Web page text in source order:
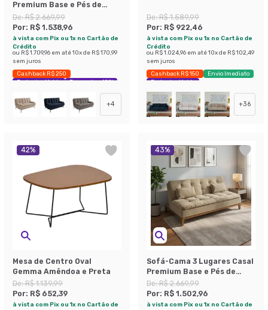
Premium Base e Pés de
Madeira Linho Bege
De:R$ 2.669,99
Por: R$ 1.538,96
à vista com Pix ou 1x no Cartão de
Crédito
ou R$ 1.709,96 em até10x de R$ 170,99
sem juros
Cashback R$ 250
Exclusivo Mobly
Economize 42%
+4
De:R$ 1.589,99
Por: R$ 922,46
à vista com Pix ou 1x no Cartão de
Crédito
ou R$ 1.024,96 em até10x de R$ 102,49
sem juros
Cashback R$ 150
Envio Imediato
Exclusivo Mobly
+36
42%
Mesa de Centro Oval
Gemma Amêndoa e Preta
De:R$ 1.139,99
Por: R$ 652,39
à vista com Pix ou 1x no Cartão de
43%
Sofá-Cama 3 Lugares Casal
Premium Base e Pés de
Madeira Suede Bege
De:R$ 2.669,99
Por: R$ 1.502,96
à vista com Pix ou 1x no Cartão de